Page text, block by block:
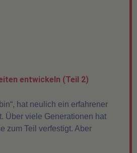
entwickeln (Teil 2)
hat neulich ein erfahrener
Über viele Generationen hat
zum Teil verfestigt. Aber